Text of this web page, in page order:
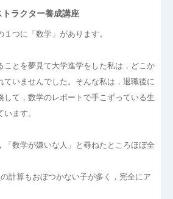
ラクター養成講座
つに「数学」があります。
ことを夢見て大学進学をした私は，どこか
ていませんでした。そんな私は，退職後に
して，数学のレポートで手こずっている生
ます。
「数学が嫌いな人」と尋ねたところほぼ全
計算もおぼつかない子が多く，完全にア